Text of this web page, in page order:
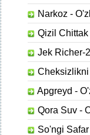
Narkoz -
Qizil
Jek Richer-
Apgreyd -
Qora Suv -
So'ngi